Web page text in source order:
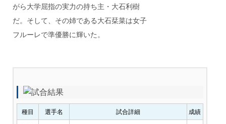
がら大学屈指の実力の持ち主・大石利樹
だ。そして、その姉である大石栞菜は女子
フルーレで準優勝に輝いた。
種目 選手名 試合詳細 成績